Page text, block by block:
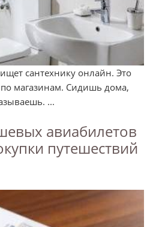
сантехнику онлайн. Это
магазинам. Сидишь дома,
...
авиабилетов
путешествий